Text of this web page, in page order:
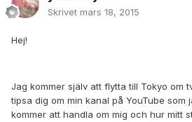
Skrivet mars 18, 2015
Hej!
Jag kommer själv att flytta till Tokyo om
tipsa dig om min kanal på YouTube som
kommer att handla om mig och hur mitt